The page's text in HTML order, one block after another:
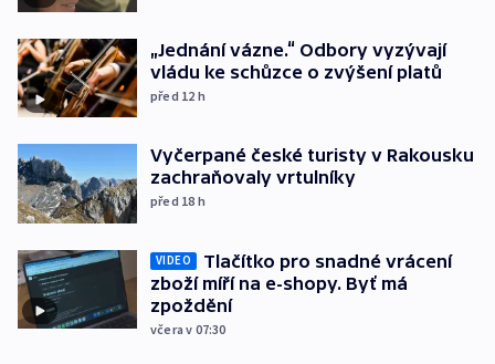
„Jednání vázne.“ Odbory vyzývají
vládu ke schůzce o zvýšení platů
před 12 h
Vyčerpané české turisty v Rakousku
zachraňovaly vrtulníky
před 18 h
VIDEO
Tlačítko pro snadné vrácení
zboží míří na e-shopy. Byť má
zpoždění
včera v 07:30